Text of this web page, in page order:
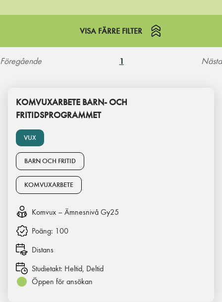
VISA FÄRRE FILTER
Föregående 1 Nästa
VUX
KOMVUXARBETE BARN- OCH
FRITIDSPROGRAMMET
BARN OCH FRITID
KOMVUXARBETE
Komvux – Ämnesnivå Gy25
Poäng: 100
Distans
Studietakt: Heltid, Deltid
Öppen för ansökan